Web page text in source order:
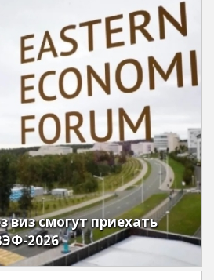
виз смогут приехать
2026